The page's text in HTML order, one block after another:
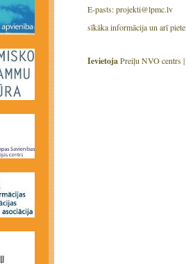
E-pasts: projekti@lpmc.lv
sīkāka informācija un arī
IevietojaPreiļu NVO centrs |